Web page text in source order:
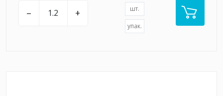
– + шт.
упак.